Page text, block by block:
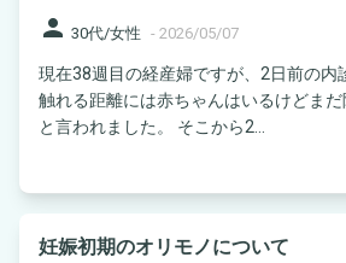
person 30代/女性 - 2026/05/07
現在38週目の経産婦ですが、2日前の内
触れる距離には赤ちゃんはいるけどま
と言われました。 そこから2...
妊娠初期のオリモノについて